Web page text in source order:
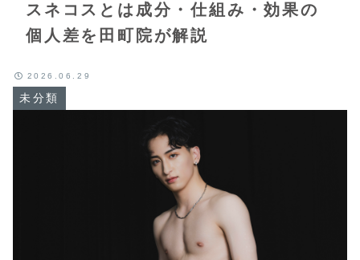
スネコスとは成分・仕組み・効果の
個人差を田町院が解説
未分類
2026.06.29